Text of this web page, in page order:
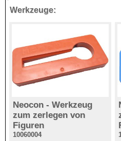
Werkzeuge:
Neocon - Werkzeug
zum zerlegen von
Figuren
10060004